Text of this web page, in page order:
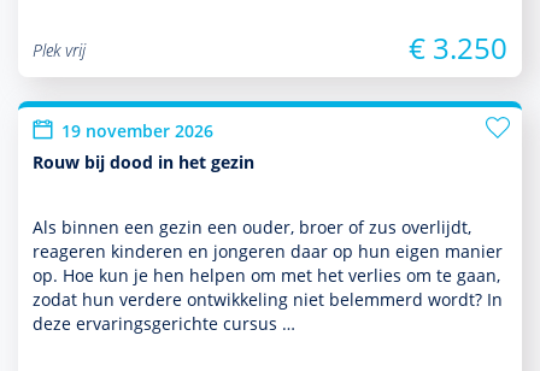
Plek vrij € 3.250
19 november 2026
Rouw bij dood in het gezin
Als binnen een gezin een ouder, broer of zus overlijdt,
reageren kin­de­ren en jongeren daar op hun eigen manier
op. Hoe kun je hen helpen om met het verlies om te gaan,
zodat hun verdere ont­wikke­ling niet belemmerd wordt? In
deze ervaringsgerichte cursus …